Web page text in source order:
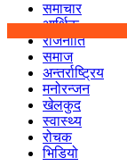
समाचार
आर्थिक
राजनीति
समाज
अन्तर्राष्ट्रिय
मनोरन्जन
खेलकुद
स्वास्थ्य
रोचक
भिडियो